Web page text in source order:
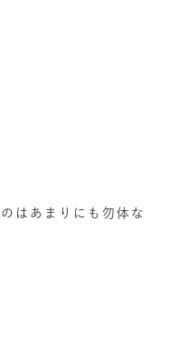
はあまりにも勿体な